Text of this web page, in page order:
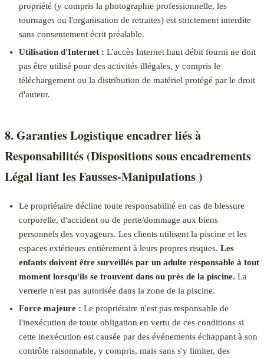
propriété (y compris la photographie professionnelle, les
tournages ou l'organisation de retraites) est strictement interdite
sans consentement écrit préalable.
Utilisation d'Internet : L'accès Internet haut débit fourni ne doit
pas être utilisé pour des activités illégales, y compris le
téléchargement ou la distribution de matériel protégé par le droit
d'auteur.
8. Garanties Logistique encadrer liés à
Responsabilités (Dispositions sous encadrements
Légal liant les Fausses-Manipulations )
Le propriétaire décline toute responsabilité en cas de blessure
corporelle, d'accident ou de perte/dommage aux biens
personnels des voyageurs. Les clients utilisent la piscine et les
espaces extérieurs entièrement à leurs propres risques. Les
enfants doivent être surveillés par un adulte responsable à tout
moment lorsqu'ils se trouvent dans ou près de la piscine. La
verrerie n'est pas autorisée dans la zone de la piscine.
Force majeure : Le propriétaire n'est pas responsable de
l'inexécution de toute obligation en vertu de ces conditions si
cette inexécution est causée par des événements échappant à son
contrôle raisonnable, y compris, mais sans s'y limiter, des